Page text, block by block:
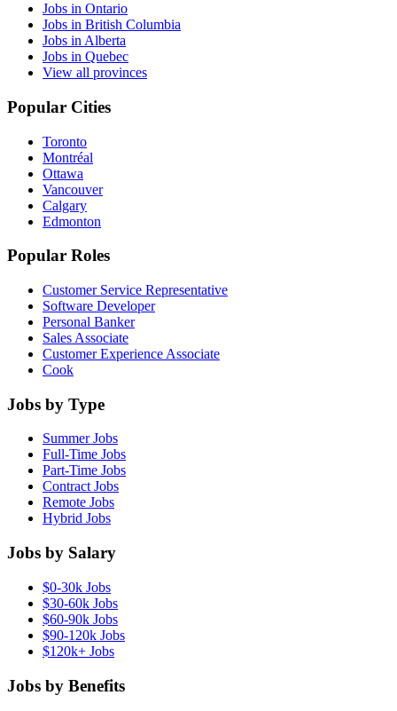
Jobs in Ontario
Jobs in British Columbia
Jobs in Alberta
Jobs in Quebec
View all provinces
Popular Cities
Toronto
Montréal
Ottawa
Vancouver
Calgary
Edmonton
Popular Roles
Customer Service Representative
Software Developer
Personal Banker
Sales Associate
Customer Experience Associate
Cook
Jobs by Type
Summer Jobs
Full-Time Jobs
Part-Time Jobs
Contract Jobs
Remote Jobs
Hybrid Jobs
Jobs by Salary
$0-30k Jobs
$30-60k Jobs
$60-90k Jobs
$90-120k Jobs
$120k+ Jobs
Jobs by Benefits